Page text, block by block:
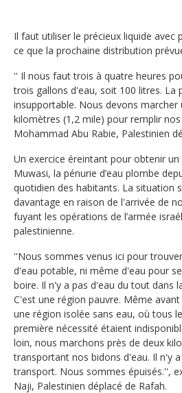
Il faut utiliser le précieux liquide avec
ce que la prochaine distribution
'' Il nous faut trois à quatre heures
trois gallons d'eau, soit 100 litres. La
insupportable. Nous devons marcher
kilomètres (1,2 mile) pour remplir
Mohammad Abu Rabie, Palestinien
Un exercice éreintant pour obtenir un
Muwasi, la pénurie d’eau plombe
quotidien des habitants. La situation
davantage en raison de l'arrivée de
fuyant les opérations de l’armée
palestinienne.
''Nous sommes venus ici pour
d'eau potable, ni même d'eau pour
boire. Il n'y a pas d'eau du tout dans
C'est une région pauvre. Même
une région isolée sans eau, où tous
première nécessité étaient
loin, nous marchons près de deux
transportant nos bidons d'eau. Il n'y
transport. Nous sommes épuisés.'',
Naji, Palestinien déplacé de Rafah.